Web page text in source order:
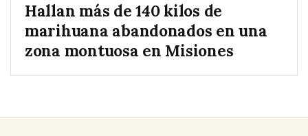
Hallan más de 140 kilos de
marihuana abandonados en una
zona montuosa en Misiones